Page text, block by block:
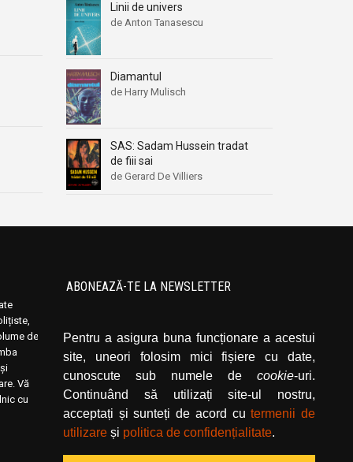
Pentru a asigura buna funcționare a acestui
site, uneori folosim mici fișiere cu date,
cunoscute sub numele de cookie-uri.
Continuând să utilizați site-ul nostru,
acceptați și sunteți de acord cutermenii de
utilizare și politica de confidențialitate.
Linii de univers
de Anton Tanasescu
Diamantul
de Harry Mulisch
SAS: Sadam Hussein tradat
de fiii sai
de Gerard De Villiers
de
Vă
cu
ABONEAZĂ-TE LA NEWSLETTER
pe butonul de abonare.